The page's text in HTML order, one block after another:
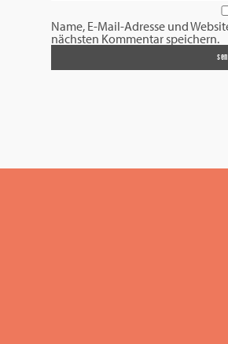
Name, E-Mail-Adresse und
nächsten Kommentar speichern.